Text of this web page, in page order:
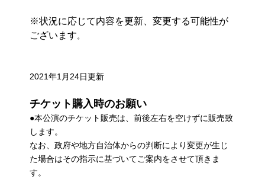
※状況に応じて内容を更新、変更する可能性が
ございます。
2021年1月24日更新
チケット購入時のお願い
●本公演のチケット販売は、前後左右を空けずに販売致
します。
なお、政府や地方自治体からの判断により変更が生じ
た場合はその指示に基づいてご案内をさせて頂きま
す。